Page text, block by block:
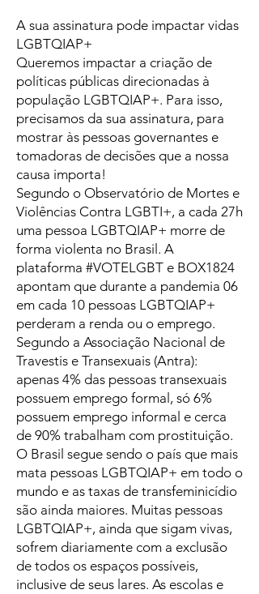
A sua assinatura pode impactar vidas
LGBTQIAP+
Queremos impactar a criação de
políticas públicas direcionadas à
população LGBTQIAP+. Para isso,
precisamos da sua assinatura, para
mostrar às pessoas governantes e
tomadoras de decisões que a nossa
causa importa!
Segundo o Observatório de Mortes e
Violências Contra LGBTI+, a cada 27h
uma pessoa LGBTQIAP+ morre de
forma violenta no Brasil. A
plataforma #VOTELGBT e BOX1824
apontam que durante a pandemia 06
em cada 10 pessoas LGBTQIAP+
perderam a renda ou o emprego.
Segundo a Associação Nacional de
Travestis e Transexuais (Antra):
apenas 4% das pessoas transexuais
possuem emprego formal, só 6%
possuem emprego informal e cerca
de 90% trabalham com prostituição.
O Brasil segue sendo o país que mais
mata pessoas LGBTQIAP+ em todo o
mundo e as taxas de transfeminicídio
são ainda maiores. Muitas pessoas
LGBTQIAP+, ainda que sigam vivas,
sofrem diariamente com a exclusão
de todos os espaços possíveis,
inclusive de seus lares. As escolas e